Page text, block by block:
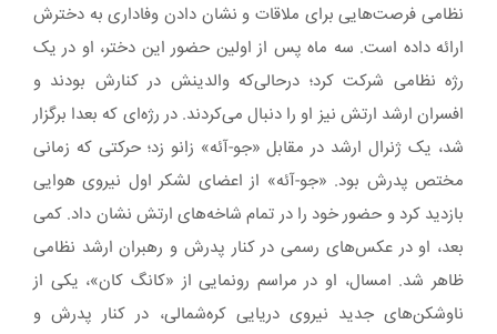
نظامی فرصت‌هایی برای ملاقات و نشان دادن وفاداری به دخترش
ارائه داده است. سه ماه پس از اولین حضور این دختر، او در یک
رژه نظامی شرکت کرد؛ درحالی‌که والدینش در کنارش بودند و
افسران ارشد ارتش نیز او را دنبال می‌کردند. در رژه‌ای که بعدا برگزار
شد، یک ژنرال ارشد در مقابل «جو-آئه» زانو زد؛ حرکتی که زمانی
مختص پدرش بود. «جو-آئه» از اعضای لشکر اول نیروی هوایی
بازدید کرد و حضور خود را در تمام شاخه‌های ارتش نشان داد. کمی
بعد، او در عکس‌های رسمی در کنار پدرش و رهبران ارشد نظامی
ظاهر شد. امسال، او در مراسم رونمایی از «کانگ کان»، یکی از
ناوشکن‌های جدید نیروی دریایی کره‌شمالی، در کنار پدرش و